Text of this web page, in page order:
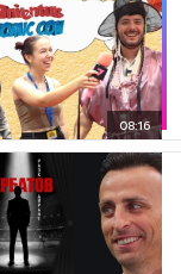
08:16